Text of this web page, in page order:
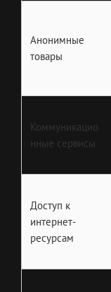
Анонимные
товары
Коммуникацио
нные сервисы
Доступ к
интернет-
ресурсам